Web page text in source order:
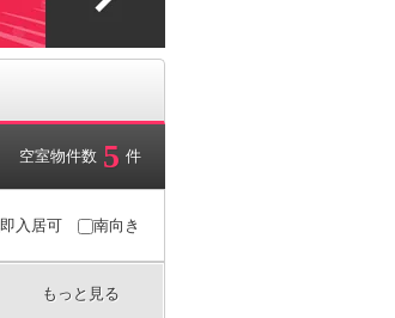
空室物件数 5 件
即入居可 南向き
もっと見る